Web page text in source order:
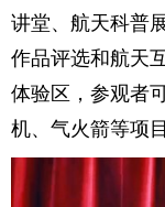
讲堂、航天科普
作品评选和航天
体验区，参观者
机、气火箭等项目